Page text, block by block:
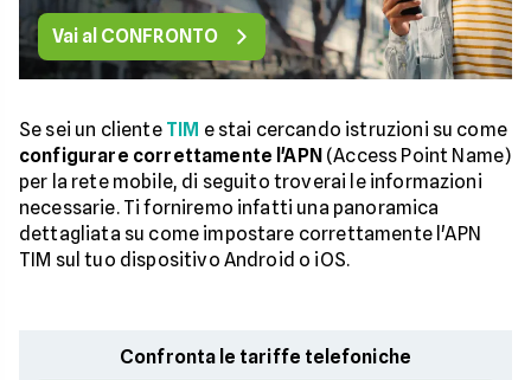
Vai al CONFRONTO
Se sei un cliente TIM e stai cercando istruzioni su come
configurare correttamente l'APN(Access Point Name)
per la rete mobile, di seguito troverai le informazioni
necessarie. Ti forniremo infatti una panoramica
dettagliata su come impostare correttamente l'APN
TIM sul tuo dispositivo Android o iOS.
Confronta le tariffe telefoniche